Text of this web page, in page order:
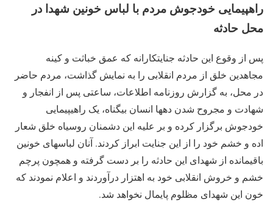
راهپیمایی خودجوش مردم با لباس خونین شهدا در
محل حادثه
پس از وقوع این حادثه جنایتکارانه که عمق خباثت و کینه
مجاهدین خلق از مردم انقلابی را به نمایش گذاشت، مردم حاضر
در محل، به گزارش روزنامه اطلاعات، ساعتی پس از انفجار و
شهادت و مجروح شدن دهها انسان بیگناه، یک راهیپیمایی
خودجوش برگزار کرده و بر علیه این دشمنان روسیاه خلق شعار
اده و خشم خود را از این جنایت ابراز کردند. آنان لباسهای خونین
باقیمانده از شهدای این حادثه را بر دست گرفته و همچون پرچم
خشم و خروش انقلابی خود به اهتزار درآوردند و اعلام نمودند که
خون این شهدای مظلوم پایمال نخواهد شد.